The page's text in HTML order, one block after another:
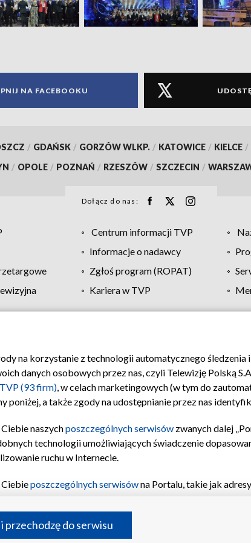
NA FACEBOOKU
/ GDAŃSK / GORZÓW WLKP. / KATOWICE / KIELCE /
/ OPOLE / POZNAŃ / RZESZÓW / SZCZECIN /
Dołącz do nas:
Centrum informacji TVP
Informacje o nadawcy
Zgłoś program (ROPAT)
Kariera w TVP
Polityka prywatności Moje zgody Pomoc
na korzystanie z technologii automatycznego
danych osobowych przez nas, czyli Telewizję Polską
(93 firm), w celach marketingowych (w tym do
poniżej, a także zgody na udostępnianie przez nas
naszychposzczególnych serwisów zwanych dalej
technologii umożliwiających świadczenie
ruchu w Internecie.
poszczególnych serwisówna Portalu, takie jak
informacji na urządzeniu lub dostęp do
profilu spersonalizowanych treści, wyboru
przechodzę do serwisu